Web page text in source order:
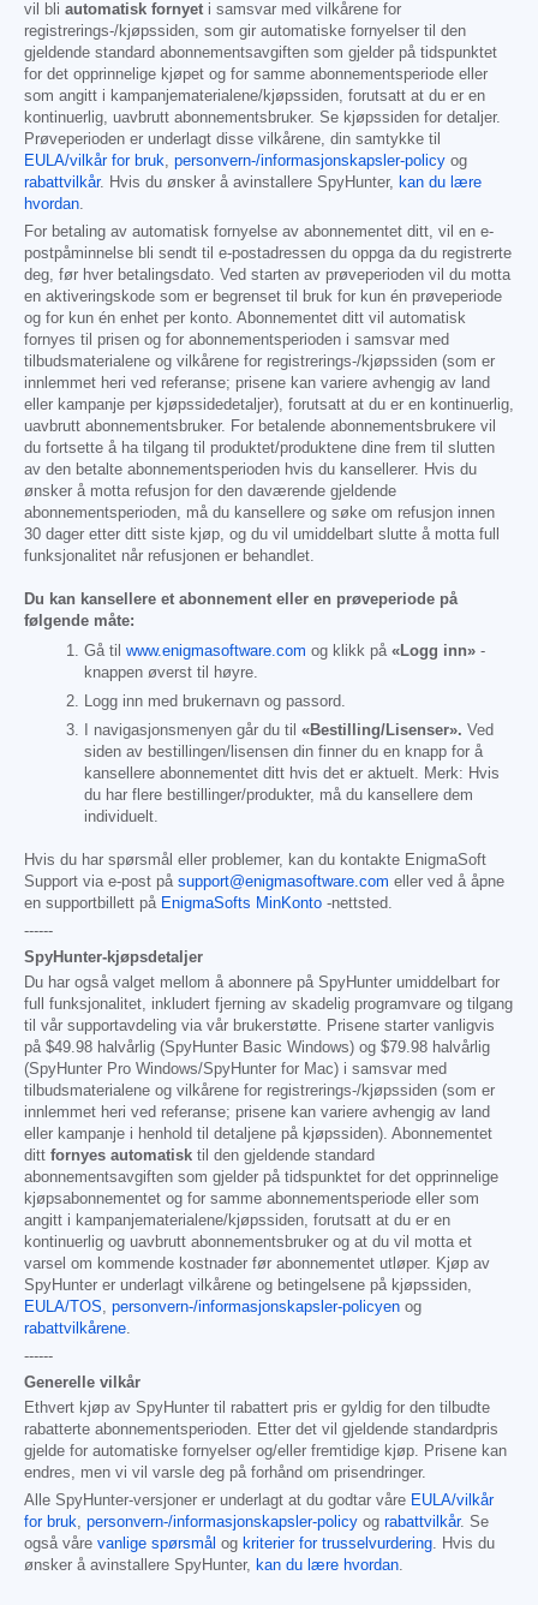
vil bli automatisk fornyet i samsvar med vilkårene for
registrerings-/kjøpssiden, som gir automatiske fornyelser til den
gjeldende standard abonnementsavgiften som gjelder på tidspunktet
for det opprinnelige kjøpet og for samme abonnementsperiode eller
som angitt i kampanjematerialene/kjøpssiden, forutsatt at du er en
kontinuerlig, uavbrutt abonnementsbruker. Se kjøpssiden for detaljer.
Prøveperioden er underlagt disse vilkårene, din samtykke til
EULA/vilkår for bruk, personvern-/informasjonskapsler-policy og
rabattvilkår. Hvis du ønsker å avinstallere SpyHunter, kan du lære
hvordan.
For betaling av automatisk fornyelse av abonnementet ditt, vil en e-
postpåminnelse bli sendt til e-postadressen du oppga da du registrerte
deg, før hver betalingsdato. Ved starten av prøveperioden vil du motta
en aktiveringskode som er begrenset til bruk for kun én prøveperiode
og for kun én enhet per konto. Abonnementet ditt vil automatisk
fornyes til prisen og for abonnementsperioden i samsvar med
tilbudsmaterialene og vilkårene for registrerings-/kjøpssiden (som er
innlemmet heri ved referanse; prisene kan variere avhengig av land
eller kampanje per kjøpssidedetaljer), forutsatt at du er en kontinuerlig,
uavbrutt abonnementsbruker. For betalende abonnementsbrukere vil
du fortsette å ha tilgang til produktet/produktene dine frem til slutten
av den betalte abonnementsperioden hvis du kansellerer. Hvis du
ønsker å motta refusjon for den daværende gjeldende
abonnementsperioden, må du kansellere og søke om refusjon innen
30 dager etter ditt siste kjøp, og du vil umiddelbart slutte å motta full
funksjonalitet når refusjonen er behandlet.
Du kan kansellere et abonnement eller en prøveperiode på
følgende måte:
Gå til www.enigmasoftware.com og klikk på «Logg inn» -
knappen øverst til høyre.
Logg inn med brukernavn og passord.
I navigasjonsmenyen går du til «Bestilling/Lisenser». Ved
siden av bestillingen/lisensen din finner du en knapp for å
kansellere abonnementet ditt hvis det er aktuelt. Merk: Hvis
du har flere bestillinger/produkter, må du kansellere dem
individuelt.
Hvis du har spørsmål eller problemer, kan du kontakte EnigmaSoft
Support via e-post på support@enigmasoftware.com eller ved å åpne
en supportbillett på EnigmaSofts MinKonto -nettsted.
------
SpyHunter-kjøpsdetaljer
Du har også valget mellom å abonnere på SpyHunter umiddelbart for
full funksjonalitet, inkludert fjerning av skadelig programvare og tilgang
til vår supportavdeling via vår brukerstøtte. Prisene starter vanligvis
på $49.98 halvårlig (SpyHunter Basic Windows) og $79.98 halvårlig
(SpyHunter Pro Windows/SpyHunter for Mac) i samsvar med
tilbudsmaterialene og vilkårene for registrerings-/kjøpssiden (som er
innlemmet heri ved referanse; prisene kan variere avhengig av land
eller kampanje i henhold til detaljene på kjøpssiden). Abonnementet
ditt fornyes automatisk til den gjeldende standard
abonnementsavgiften som gjelder på tidspunktet for det opprinnelige
kjøpsabonnementet og for samme abonnementsperiode eller som
angitt i kampanjematerialene/kjøpssiden, forutsatt at du er en
kontinuerlig og uavbrutt abonnementsbruker og at du vil motta et
varsel om kommende kostnader før abonnementet utløper. Kjøp av
SpyHunter er underlagt vilkårene og betingelsene på kjøpssiden,
EULA/TOS, personvern-/informasjonskapsler-policyen og
rabattvilkårene.
------
Generelle vilkår
Ethvert kjøp av SpyHunter til rabattert pris er gyldig for den tilbudte
rabatterte abonnementsperioden. Etter det vil gjeldende standardpris
gjelde for automatiske fornyelser og/eller fremtidige kjøp. Prisene kan
endres, men vi vil varsle deg på forhånd om prisendringer.
Alle SpyHunter-versjoner er underlagt at du godtar våre EULA/vilkår
for bruk, personvern-/informasjonskapsler-policy og rabattvilkår. Se
også våre vanlige spørsmål og kriterier for trusselvurdering. Hvis du
ønsker å avinstallere SpyHunter, kan du lære hvordan.